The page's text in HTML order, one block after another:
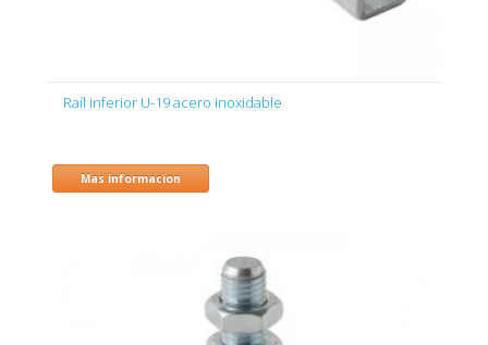
Raíl inferior U-19 acero inoxidable
Mas informacion